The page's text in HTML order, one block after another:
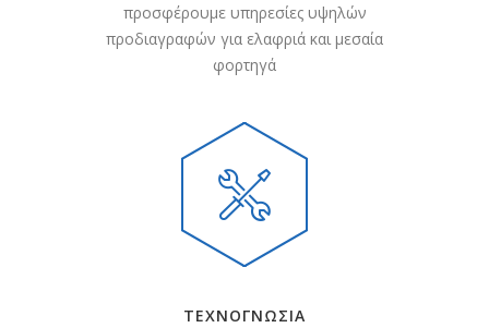
προσφέρουμε υπηρεσίες υψηλών
προδιαγραφών για ελαφριά και μεσαία
φορτηγά
ΤΕΧΝΟΓΝΩΣΙΑ